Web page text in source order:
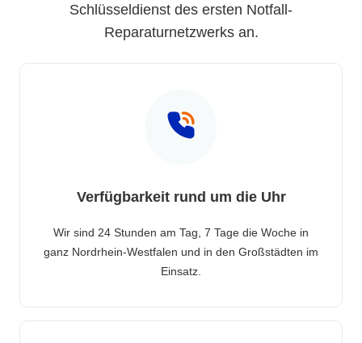
Schlüsseldienst des ersten Notfall-
Reparaturnetzwerks an.
Verfügbarkeit rund um die Uhr
Wir sind 24 Stunden am Tag, 7 Tage die Woche in
ganz Nordrhein-Westfalen und in den Großstädten im
Einsatz.